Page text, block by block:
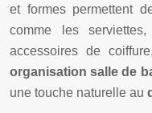
et formes permettent
comme les
accessoires de
organisation salle de
une touche naturelle au